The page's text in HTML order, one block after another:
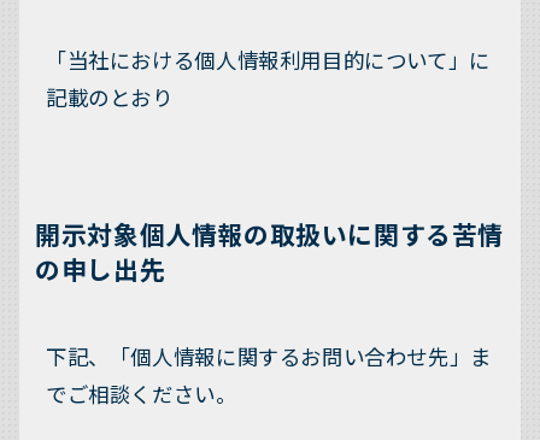
「当社における個人情報利用目的について」に
記載のとおり
開示対象個人情報の取扱いに関する苦情
の申し出先
下記、「個人情報に関するお問い合わせ先」ま
でご相談ください。